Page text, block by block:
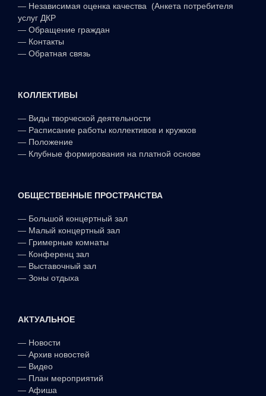
— Независимая оценка качества (Анкета потребителя
услуг ДКР
— Обращение граждан
— Контакты
— Обратная связь
КОЛЛЕКТИВЫ
— Виды творческой деятельности
— Расписание работы коллективов и кружков
— Положение
— Клубные формирования на платной основе
ОБЩЕСТВЕННЫЕ ПРОСТРАНСТВА
— Большой концертный зал
— Малый концертный зал
— Гримерные комнаты
— Конференц зал
— Выставочный зал
— Зоны отдыха
АКТУАЛЬНОЕ
— Новости
— Архив новостей
— Видео
— План мероприятий
— Афиша